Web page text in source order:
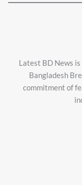
Latest BD News
Bangladesh
commitment of